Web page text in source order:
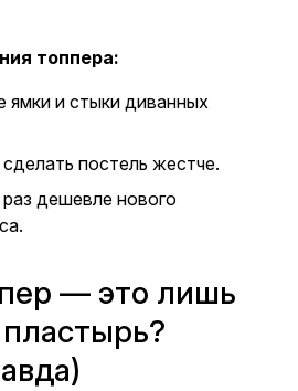
топпера:
ямки и стыки диванных
постель жестче.
дешевле нового
— это лишь